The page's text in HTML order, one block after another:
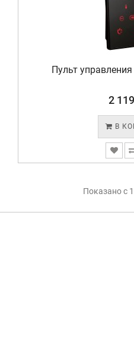
Пульт управления
2
В
Показано с